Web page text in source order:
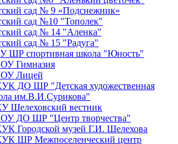
сад № 9 «Подснежник»
сад №10 "Тополек"
сад № 14 "Аленка"
сад № 15 "Радуга"
ШР спортивная школа "Юность"
Гимназия
Лицей
ДО ШР "Детская художественная
им.В.И.Сурикова"
Шелеховский вестник
ДО ШР "Центр творчества"
Городской музей Г.И. Шелехова
ШР Межпоселенческий центр